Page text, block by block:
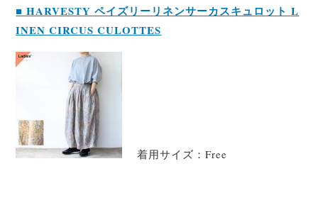
■ HARVESTY ペイズリーリネンサーカスキュロット L
INEN CIRCUS CULOTTES
着用サイズ：Free